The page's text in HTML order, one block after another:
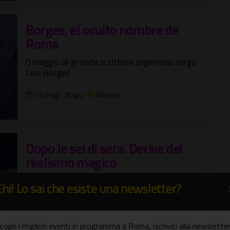
Borges, el oculto nombre de
Roma
Omaggio al grande scrittore argentino Jorge
Luis Borges
12 mag - 30 giu Mostre
Dopo le sei di sera. Derive del
realismo magico
Mostra collettiva a cura di Gaia Bobò
Lo sai che esiste una newsletter?
i migliori eventi in programma a Roma, iscriviti alla